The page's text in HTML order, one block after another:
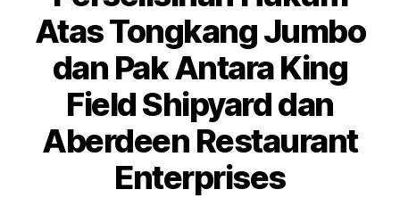
Atas Tongkang Jumbo
dan Pak Antara King
Field Shipyard dan
Aberdeen Restaurant
Enterprises